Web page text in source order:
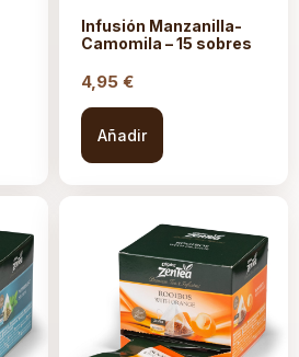
Infusión Manzanilla-
Camomila – 15 sobres
4,95 €
Añadir